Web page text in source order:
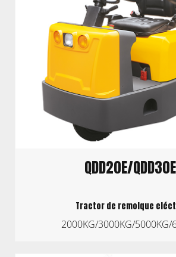
QDD20E/
Tractor de remolque
2000KG/3000KG/5000KG/